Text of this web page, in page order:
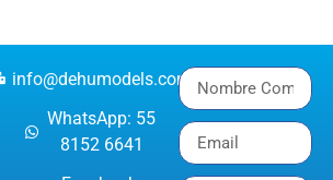
info@dehumodels.com
WhatsApp: 55
8152 6641